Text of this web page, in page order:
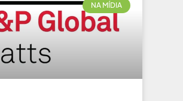
NA MÍDIA